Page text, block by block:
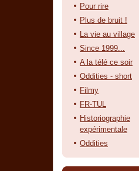
Pour rire
Plus de bruit !
La vie au village
Since 1999...
A la télé ce soir
Oddities - short
Filmy
FR-TUL
Historiographie
expérimentale
Oddities